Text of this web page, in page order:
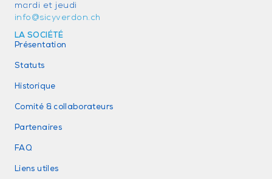
mardi et jeudi
info@sicyverdon.ch
LA SOCIÉTÉ
Présentation
Statuts
Historique
Comité & collaborateurs
Partenaires
FAQ
Liens utiles